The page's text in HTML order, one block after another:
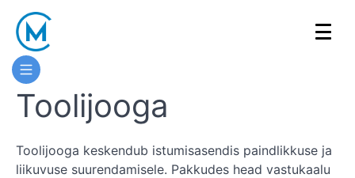
Toolijooga
ülevaade
Toolijooga
Toolijooga keskendub istumisasendis paindlikkuse ja
liikuvuse suurendamisele. Pakkudes head vastukaalu